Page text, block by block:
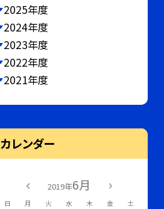
2025年度
2024年度
2023年度
2022年度
2021年度
カレンダー
2019年6月
日 月 火 水 木 金 土